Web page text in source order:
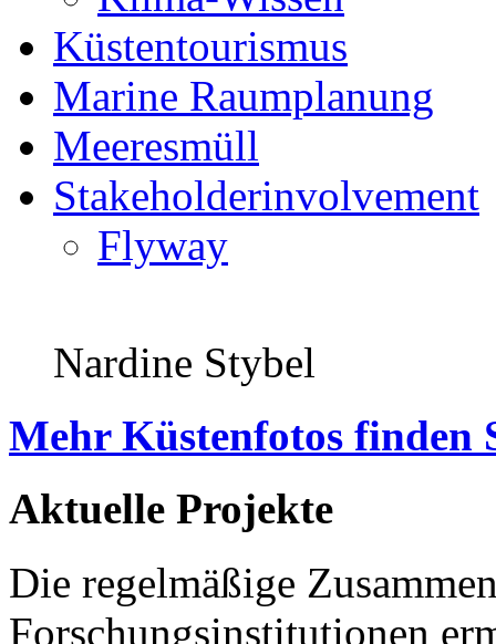
Küstentourismus
Marine Raumplanung
Meeresmüll
Stakeholderinvolvement
Flyway
Nardine Stybel
Mehr Küstenfotos finden
Aktuelle Projekte
Die regelmäßige
Forschungsinstitutionen